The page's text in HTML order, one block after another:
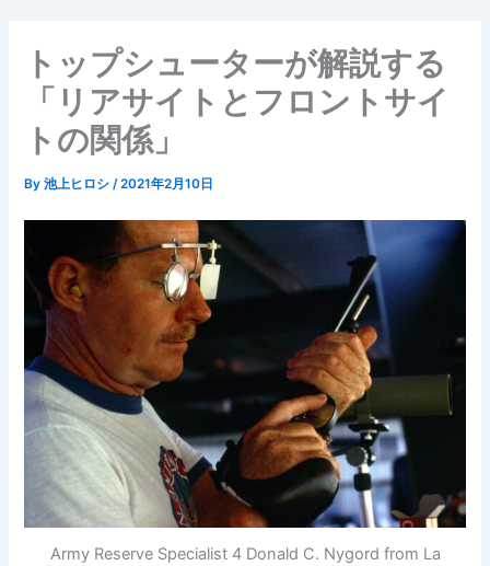
トップシューターが解説する
「リアサイトとフロントサイ
トの関係」
By池上ヒロシ/2021年2月10日
Army Reserve Specialist 4 Donald C. Nygord from La